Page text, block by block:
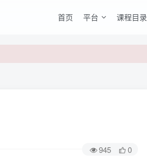
首页 平台 课程目录
945 0